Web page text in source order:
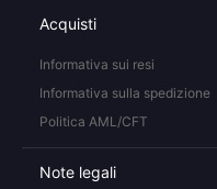
Acquisti
Informativa sui resi
Informativa sulla spedizione
Politica AML/CFT
Note legali